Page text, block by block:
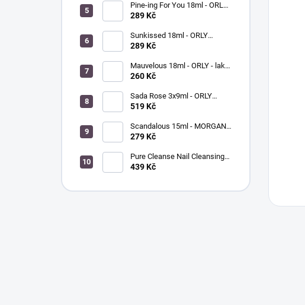
Pine-ing For You 18ml - ORLY
BREATHABLE - ošetřující
289 Kč
Sunkissed 18ml - ORLY
BREATHABLE - ošetřující
289 Kč
Mauvelous 18ml - ORLY - lak
na nehty
260 Kč
Sada Rose 3x9ml - ORLY
FRENCH MANICURE - sada
519 Kč
Scandalous 15ml - MORGAN
TAYLOR - lak na nehty
279 Kč
Pure Cleanse Nail Cleansing
Spray 120ml - MORGAN
439 Kč